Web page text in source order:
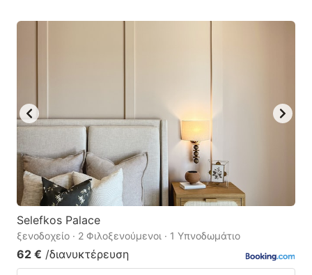
Selefkos Palace
ξενοδοχείο · 2 Φιλοξενούμενοι · 1 Υπνοδωμάτιο
62 € /διανυκτέρευση